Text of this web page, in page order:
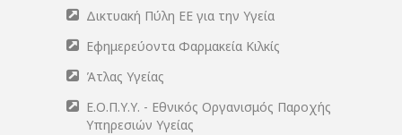
Δικτυακή Πύλη ΕΕ για την Υγεία
Εφημερεύοντα Φαρμακεία Κιλκίς
Άτλας Υγείας
Ε.Ο.Π.Υ.Υ. - Εθνικός Οργανισμός Παροχής
Υπηρεσιών Υγείας